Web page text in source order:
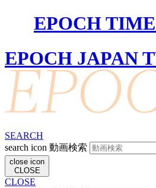
EPOCH
EPOCH JAPAN
SEARCH
search icon 動画検索
close icon
CLOSE
CLOSE